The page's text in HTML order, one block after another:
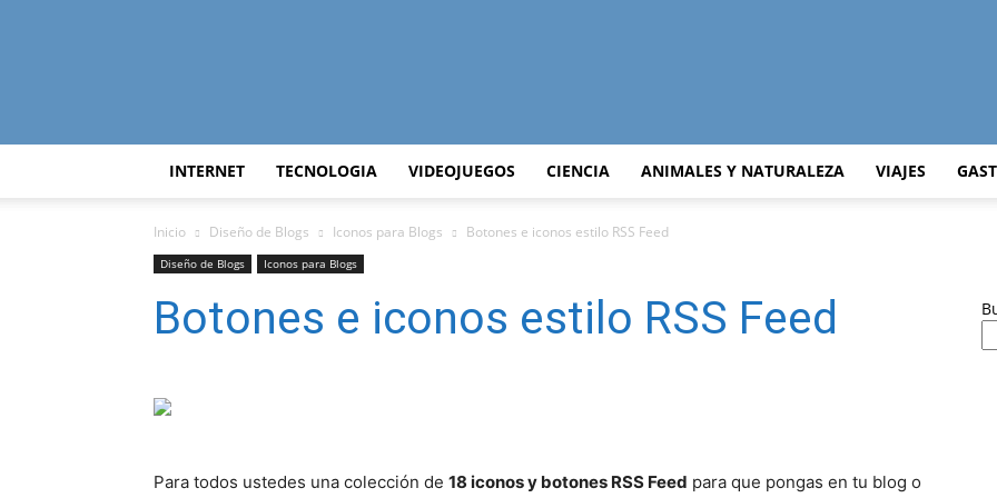
Curiosidades
INTERNET TECNOLOGIA VIDEOJUEGOS CIENCIA ANIMALES Y NATURALEZA VIAJES
Inicio Diseño de Blogs Iconos para Blogs Botones e iconos estilo RSS Feed
Diseño de Blogs Iconos para Blogs
Botones e iconos estilo RSS Feed
Para todos ustedes una colección de 18 iconos y botones RSS Feed para que pongas en tu blog o